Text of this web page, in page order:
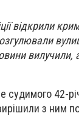
відкрили
судимого 42-
з ним